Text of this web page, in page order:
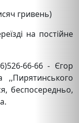
гривень)
на постійне
66-66 - Єгор
беспосередньо,